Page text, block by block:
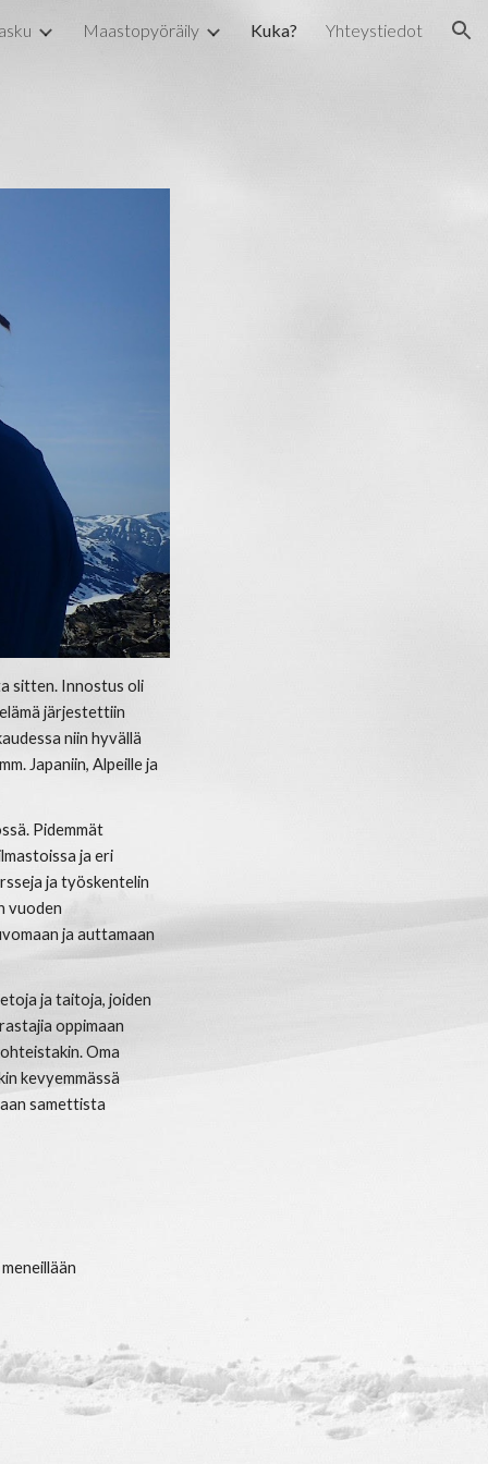
Maastopyöräily Kuka? Yhteystiedot
sitten. Innostus oli
järjestettiin
niin hyvällä
Japaniin, Alpeille ja
Pidemmät
ja eri
ja työskentelin
vuoden
ja auttamaan
ja taitoja, joiden
oppimaan
Oma
kevyemmässä
samettista